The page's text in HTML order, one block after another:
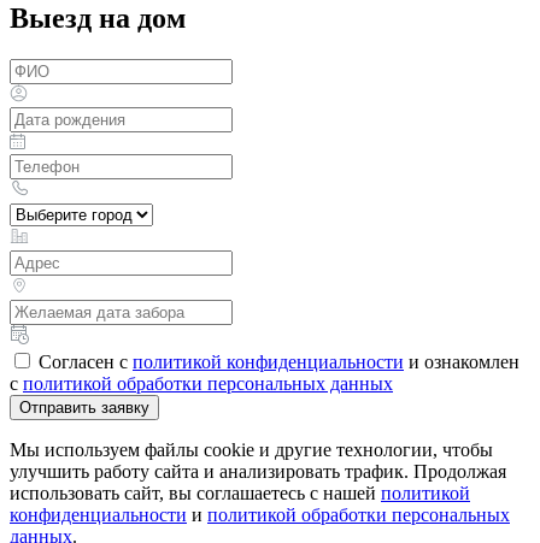
Выезд на дом
Согласен с политикой конфиденциальности и ознакомлен
с политикой обработки персональных данных
Отправить заявку
Мы используем файлы cookie и другие технологии, чтобы
улучшить работу сайта и анализировать трафик. Продолжая
использовать сайт, вы соглашаетесь с нашей политикой
конфиденциальности и политикой обработки персональных
данных.